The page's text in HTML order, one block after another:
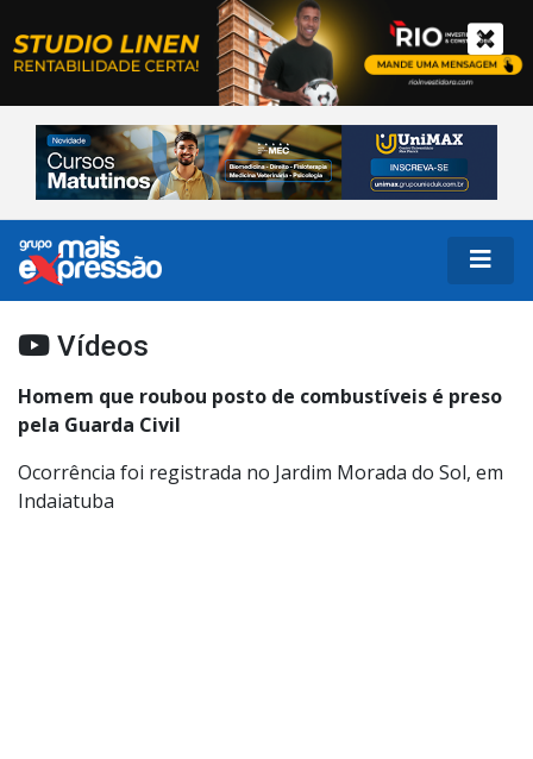
Vídeos
Homem que roubou posto de combustíveis é preso
pela Guarda Civil
Ocorrência foi registrada no Jardim Morada do Sol, em
Indaiatuba